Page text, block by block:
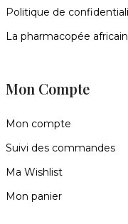
Politique de
La pharmacopée
Mon Compte
Mon compte
Suivi des commandes
Ma Wishlist
Mon panier